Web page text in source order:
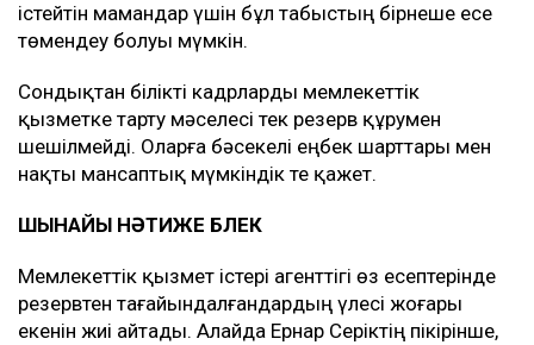
істейтін мамандар үшін бұл табыстың бірнеше есе
төмендеу болуы мүмкін.
Сондықтан білікті кадрларды мемлекеттік
қызметке тарту мәселесі тек резерв құрумен
шешілмейді. Оларға бәсекелі еңбек шарттары мен
нақты мансаптық мүмкіндік те қажет.
ШЫНАЙЫ НӘТИЖЕ БӨЛЕК
Мемлекеттік қызмет істері агенттігі өз есептерінде
резервтен тағайындалғандардың үлесі жоғары
екенін жиі айтады. Алайда Ернар Серіктің пікірінше,